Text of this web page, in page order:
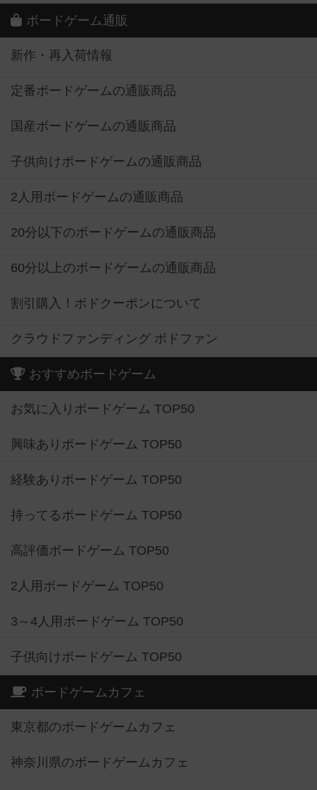
ボードゲーム通販
新作・再入荷情報
定番ボードゲームの通販商品
国産ボードゲームの通販商品
子供向けボードゲームの通販商品
2人用ボードゲームの通販商品
20分以下のボードゲームの通販商品
60分以上のボードゲームの通販商品
割引購入！ボドクーポンについて
クラウドファンディング ボドファン
おすすめボードゲーム
お気に入りボードゲーム TOP50
興味ありボードゲーム TOP50
経験ありボードゲーム TOP50
持ってるボードゲーム TOP50
高評価ボードゲーム TOP50
2人用ボードゲーム TOP50
3～4人用ボードゲーム TOP50
子供向けボードゲーム TOP50
ボードゲームカフェ
東京都のボードゲームカフェ
神奈川県のボードゲームカフェ